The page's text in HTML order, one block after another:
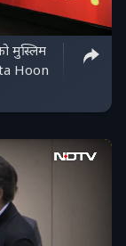
मुस्लिम
Hoon